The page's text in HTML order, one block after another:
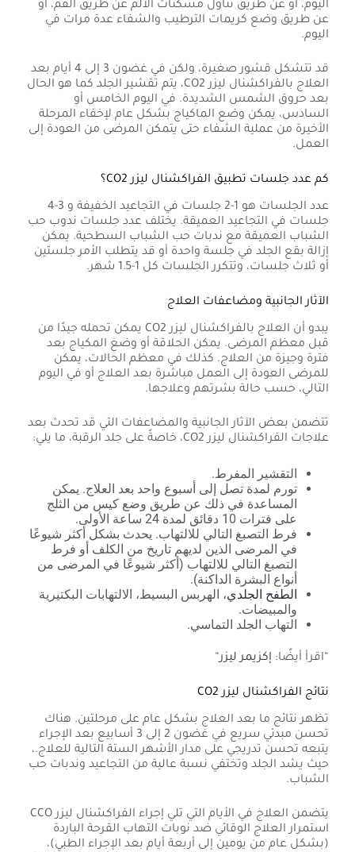
اليوم، أو عن طريق تناول مسكنات الألم عن طريق الفم، أو
عن طريق وضع كريمات الترطيب والشفاء عدة مرات في
اليوم.
قد تتشكل قشور صغيرة، ولكن في غضون 3 إلى 4 أيام بعد
العلاج بالفراكشنال ليزر CO2، يتم تقشير الجلد كما هو الحال
بعد حروق الشمس الشديدة. في اليوم الخامس أو
السادس، يمكن وضع الماكياج بشكل عام لإخفاء المرحلة
الأخيرة من عملية الشفاء حتى يتمكن المرضى من العودة إلى
العمل.
كم عدد جلسات تطبيق الفراكشنال ليزر CO2؟
عدد الجلسات هو 1-2 جلسات في التجاعيد الخفيفة و 3-4
جلسات في التجاعيد العميقة. يختلف عدد جلسات ندوب حب
الشباب العميقة مع ندبات حب الشباب السطحية. يمكن
إزالة بقع الجلد في جلسة واحدة أو قد يتطلب الأمر جلستين
أو ثلاث جلسات، وتتكرر الجلسات كل 1-1.5 شهر.
الآثار الجانبية ومضاعفات العلاج
يبدو أن العلاج بالفراكشنال ليزر CO2 يمكن تحمله جيدًا من
قبل معظم المرضى. يمكن الحلاقة أو وضع المكياج بعد
فترة وجيزة من العلاج. كذلك في معظم الحالات، يمكن
للمرضى العودة إلى العمل مباشرة بعد العلاج أو في اليوم
التالي، حسب حالة بشرتهم وعلاجها.
تتضمن بعض الآثار الجانبية والمضاعفات التي قد تحدث بعد
علاجات الفراكشنال ليزر CO2، خاصةً على جلد الرقبة، ما يلي:
التقشير المفرط.
تورم لمدة تصل إلى أسبوع واحد بعد العلاج. يمكن
المساعدة في ذلك عن طريق وضع كيس من الثلج
على فترات 10 دقائق لمدة 24 ساعة الأولى.
فرط التصبغ التالي للالتهاب. يحدث بشكل أكثر شيوعًا
في المرضى الذين لديهم تاريخ من الكلف أو فرط
التصبغ التالي للالتهاب (أكثر شيوعًا في المرضى من
أنواع البشرة الداكنة).
الطفح الجلدي، الهربس البسيط، الالتهابات البكتيرية
والمبيضات.
التهاب الجلد التماسي.
“اقرأ أيضًا: إكزيمر ليزر“
نتائج الفراكشنال ليزر CO2
تظهر نتائج ما بعد العلاج بشكل عام على مرحلتين. هناك
تحسن مبدئي سريع في غضون 2 إلى 3 أسابيع بعد الإجراء
يتبعه تحسن تدريجي على مدار الأشهر الستة التالية للعلاج.،
حيث يشد الجلد وتختفي نسبة عالية من التجاعيد وندبات حب
الشباب.
يتضمن العلاج في الأيام التي تلي إجراء الفراكشنال ليزر CCO
استمرار العلاج الوقائي ضد نوبات التهاب القرحة الباردة
(بشكل عام من يومين إلى أربعة أيام بعد الإجراء الطبي)،